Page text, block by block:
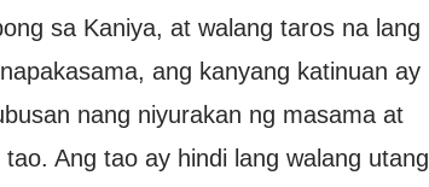
sa Kaniya, at walang taros na lang
ang kanyang katinuan ay
nang niyurakan ng masama at
Ang tao ay hindi lang walang utang